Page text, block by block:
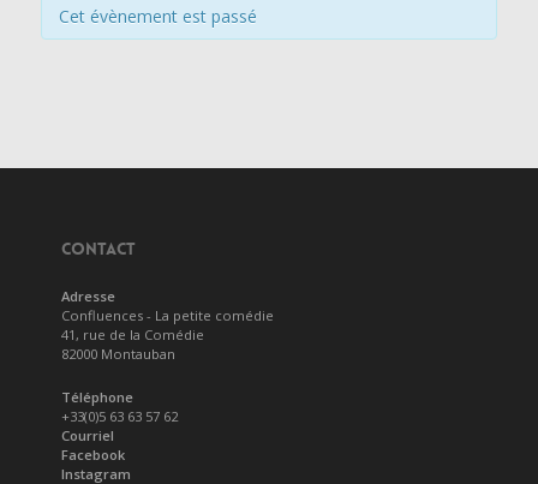
Cet évènement est passé
CONTACT
Adresse
Confluences - La petite comédie
41, rue de la Comédie
82000 Montauban
Téléphone
+33(0)5 63 63 57 62
Courriel
Facebook
Instagram